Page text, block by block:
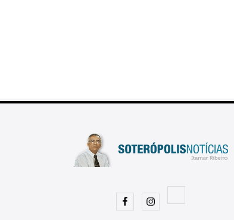
FacebookInstagram